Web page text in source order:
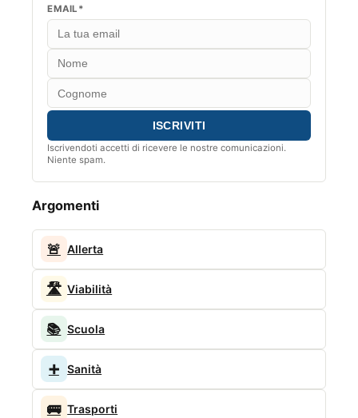
EMAIL*
Iscrivendoti accetti di ricevere le nostre comunicazioni.
Niente spam.
Argomenti
🚨 Allerta
🛣️ Viabilità
📚 Scuola
➕ Sanità
🚌 Trasporti